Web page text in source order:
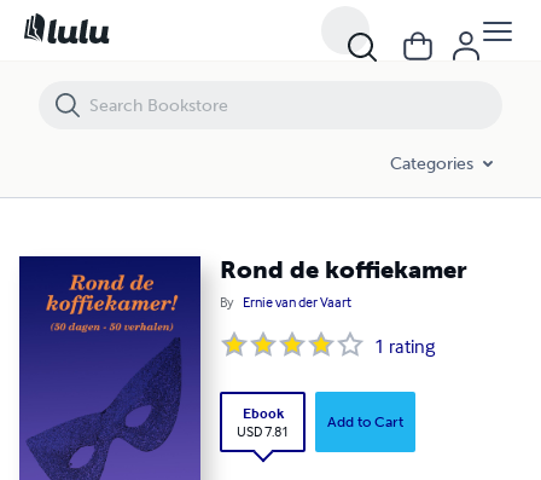
Categories
Rond de koffiekamer
By Ernie van der Vaart
1 rating
Ebook
USD 7.81
Add to Cart
Rond de koffiekamer